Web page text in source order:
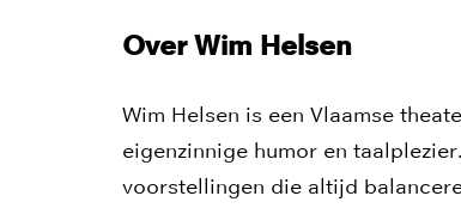
Over Wim Helsen
Wim Helsen is een Vlaamse
eigenzinnige humor en
voorstellingen die altijd